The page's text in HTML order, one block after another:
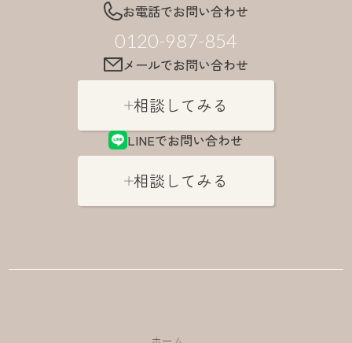
お電話でお問い合わせ
0120-987-854
メールでお問い合わせ
相談してみる
LINEでお問い合わせ
相談してみる